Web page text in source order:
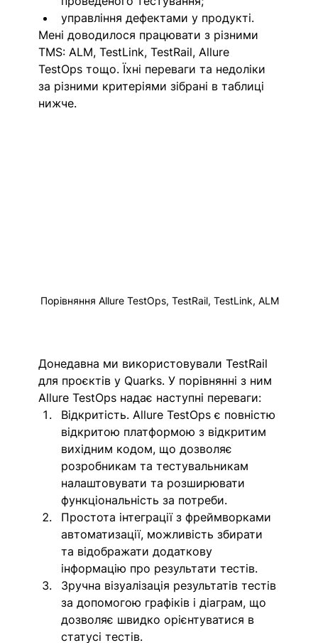
управління дефектами у продукті.
Мені доводилося працювати з різними
TMS: ALM, TestLink, TestRail, Allure
TestOps тощо. Їхні переваги та недоліки
за різними критеріями зібрані в таблиці
нижче.
Порівняння Allure TestOps, TestRail, TestLink, ALM
Донедавна ми використовували TestRail
для проєктів у Quarks. У порівнянні з ним
Allure TestOps надає наступні переваги:
Відкритість. Allure TestOps є повністю
відкритою платформою з відкритим
вихідним кодом, що дозволяє
розробникам та тестувальникам
налаштовувати та розширювати
функціональність за потреби.
Простота інтеграції з фреймворками
автоматизації, можливість збирати
та відображати додаткову
інформацію про результати тестів.
Зручна візуалізація результатів тестів
за допомогою графіків і діаграм, що
дозволяє швидко орієнтуватися в
статусі тестів.